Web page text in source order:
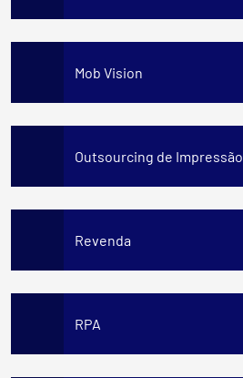
Mob Vision
Outsourcing de Impressão
Revenda
RPA